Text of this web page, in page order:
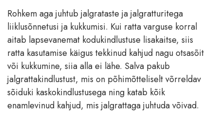
Rohkem aga juhtub jalgrataste ja jalgratturitega
liiklusõnnetusi ja kukkumisi. Kui ratta varguse korral
aitab lapsevanemat kodukindlustuse lisakaitse, siis
ratta kasutamise käigus tekkinud kahjud nagu otsasõit
või kukkumine, siia alla ei lähe. Salva pakub
jalgrattakindlustust, mis on põhimõtteliselt võrreldav
sõiduki kaskokindlustusega ning katab kõik
enamlevinud kahjud, mis jalgrattaga juhtuda võivad.